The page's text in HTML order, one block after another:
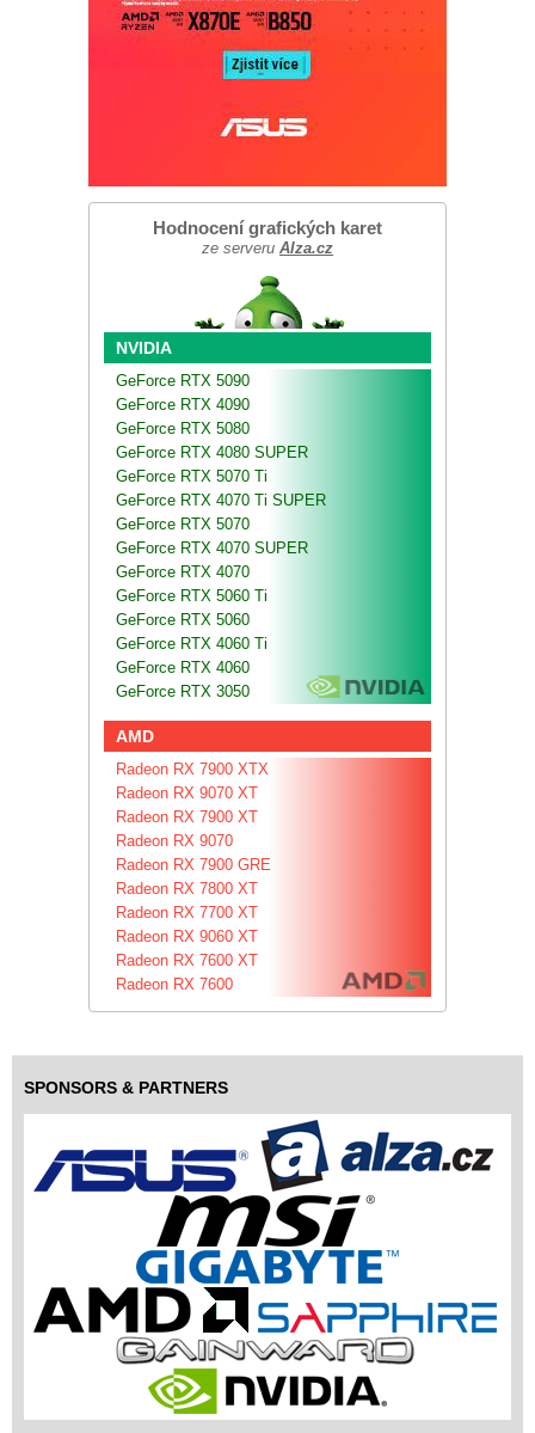
Hodnocení grafických karet
ze serveru Alza.cz
NVIDIA
GeForce RTX 5090
GeForce RTX 4090
GeForce RTX 5080
GeForce RTX 4080 SUPER
GeForce RTX 5070 Ti
GeForce RTX 4070 Ti SUPER
GeForce RTX 5070
GeForce RTX 4070 SUPER
GeForce RTX 4070
GeForce RTX 5060 Ti
GeForce RTX 5060
GeForce RTX 4060 Ti
GeForce RTX 4060
GeForce RTX 3050
AMD
Radeon RX 7900 XTX
Radeon RX 9070 XT
Radeon RX 7900 XT
Radeon RX 9070
Radeon RX 7900 GRE
Radeon RX 7800 XT
Radeon RX 7700 XT
Radeon RX 9060 XT
Radeon RX 7600 XT
Radeon RX 7600
SPONSORS & PARTNERS